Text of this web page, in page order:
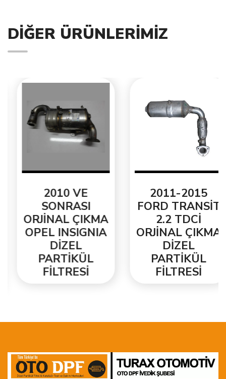
DIĞER ÜRÜNLERIMIZ
2010 VE
SONRASI
ORJİNAL ÇIKMA
OPEL INSIGNIA
DİZEL
PARTİKÜL
FİLTRESİ
2011-2015
FORD TRANSİT
2.2 TDCİ
ORJİNAL ÇIKMA
DİZEL
PARTİKÜL
FİLTRESİ